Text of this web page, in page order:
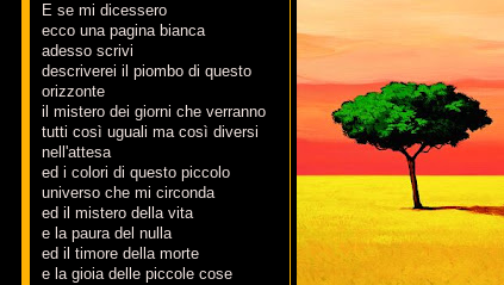
E se mi dicessero
ecco una pagina bianca
adesso scrivi
descriverei il piombo di questo
orizzonte
il mistero dei giorni che verranno
tutti così uguali ma così diversi
nell'attesa
ed i colori di questo piccolo
universo che mi circonda
ed il mistero della vita
e la paura del nulla
ed il timore della morte
e la gioia delle piccole cose